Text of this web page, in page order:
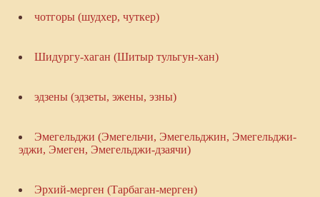
чотгоры (шудхер, чуткер)
Шидургу-хаган (Шитыр тульгун-хан)
эдзены (эдзеты, эжены, эзны)
Эмегельджи (Эмегельчи, Эмегельджин, Эмегельджи-
эджи, Эмеген, Эмегельджи-дзаячи)
Эрхий-мерген (Тарбаган-мерген)